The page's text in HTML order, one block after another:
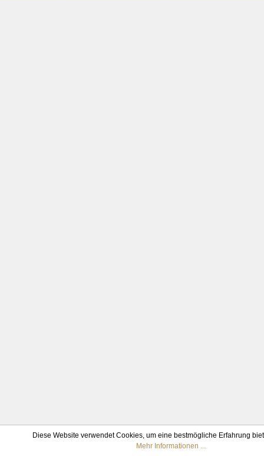
Diese Website verwendet Cookies, um eine bestmögliche Erfahrung
Mehr Informationen ...